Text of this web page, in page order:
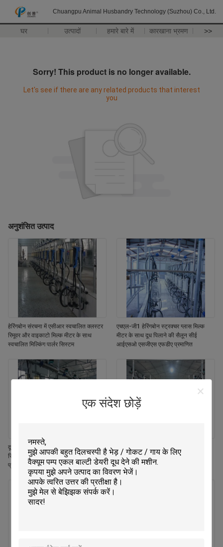
Chuangpu Animal Husbandry Technology (Suzhou) Co., Ltd.
घर उत्पादों हमारे बारे में कारखाना भ्रमण >>
एक संदेश छोड़ें
Sorry! This product is no longer available.
Let's see if there are any related products that interest
you
अनुशंसित उत्पाद
हेरिंगबोन संरचना में एसीआर स्वचालित क्लस्टर
रिमूवर और वाइकाटो मिल्क मीटर के साथ
स्वचालित मिल्किंग पार्लर सिस्टम
एचएल-जी1 हेरिंगबोन स्ट्रक्चर ग्लास मिल्क
मीटर के साथ दूध पिलाने की सैलून सीई
आईएसओ एसजीएस एफडीए प्रमाणित
दूध प्रवाह मीटर हेरिंग बोन मिल्किंग पार्लर
सिस्टम सीई आईएसओ एसजीएस एफडीए
प्रमाणित मोबाइल मिल्किंग मशीन
प्रवाह दूध मीटर एसीआर स्वचालित क्लस्टर
रिमूवर और गायों के लिए वाइकाटो दूध मीटर के
साथ हेरिंगबोन दूध पिलाने की सैलून प्रणाली